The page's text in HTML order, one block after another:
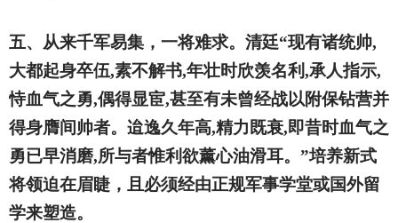
五、从来千军易集，一将难求。清廷“现有诸统帅,
大都起身卒伍,素不解书,年壮时欣羡名利,承人指示,
恃血气之勇,偶得显宦,甚至有未曾经战以附保钻营并
得身膺间帅者。迨逸久年高,精力既衰,即昔时血气之
勇已早消磨,所与者惟利欲薰心油滑耳。”培养新式
将领迫在眉睫，且必须经由正规军事学堂或国外留
学来塑造。